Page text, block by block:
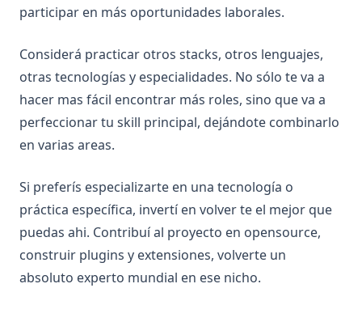
participar en más oportunidades laborales.
Considerá practicar otros stacks, otros lenguajes,
otras tecnologías y especialidades. No sólo te va a
hacer mas fácil encontrar más roles, sino que va a
perfeccionar tu skill principal, dejándote combinarlo
en varias areas.
Si preferís especializarte en una tecnología o
práctica específica, invertí en volver te el mejor que
puedas ahi. Contribuí al proyecto en opensource,
construir plugins y extensiones, volverte un
absoluto experto mundial en ese nicho.